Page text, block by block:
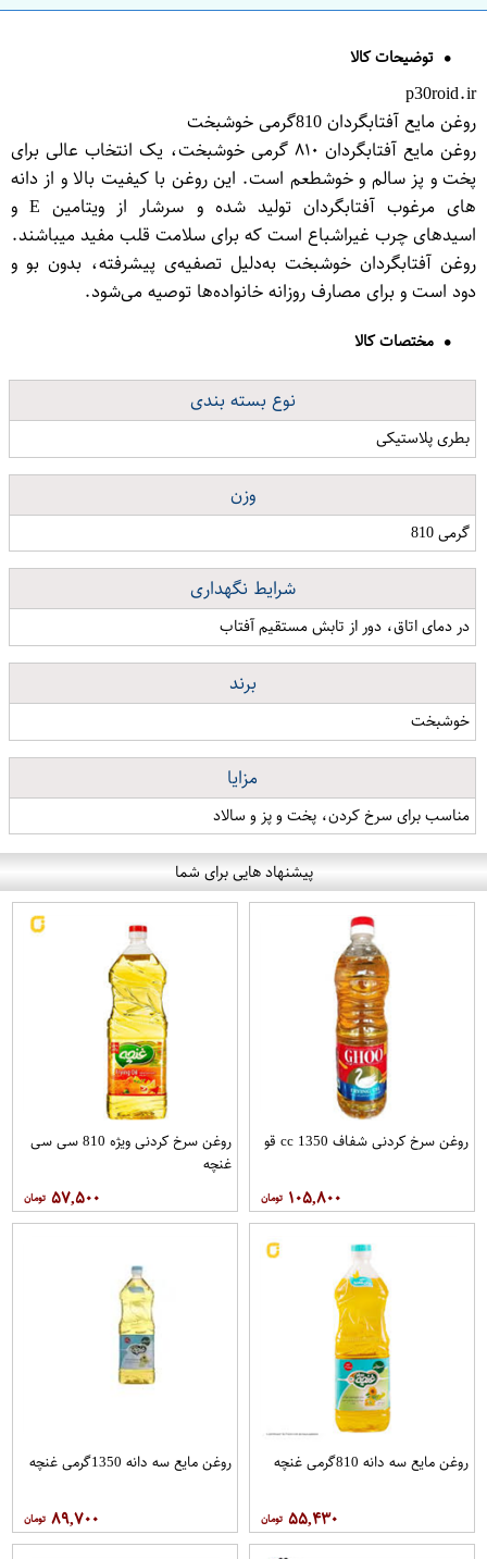
توضیحات کالا
p30roid.ir
روغن مایع آفتابگردان 810گرمی خوشبخت
روغن مایع آفتابگردان ۸۱۰ گرمی خوشبخت، یک انتخاب عالی برای
پخت و پز سالم و خوشطعم است. این روغن با کیفیت بالا و از دانه
های مرغوب آفتابگردان تولید شده و سرشار از ویتامین E و
اسیدهای چرب غیراشباع است که برای سلامت قلب مفید میباشند.
روغن آفتابگردان خوشبخت به‌دلیل تصفیه‌ی پیشرفته، بدون بو و
دود است و برای مصارف روزانه خانواده‌ها توصیه می‌شود.
مختصات کالا
نوع بسته بندی
بطری پلاستیکی
وزن
گرمی 810
شرایط نگهداری
در دمای اتاق، دور از تابش مستقیم آفتاب
برند
خوشبخت
مزایا
مناسب برای سرخ کردن، پخت و پز و سالاد
پیشنهاد هایی برای شما
روغن سرخ کردنی شفاف 1350 cc قو
۱۰۵,۸۰۰
روغن سرخ کردنی ویژه 810 سی سی
غنچه
۵۷,۵۰۰
روغن مايع سه دانه 810گرمی غنچه
۵۵,۴۳۰
روغن مايع سه دانه 1350گرمی غنچه
۸۹,۷۰۰